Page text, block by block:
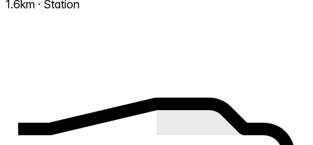
1.6km · Station